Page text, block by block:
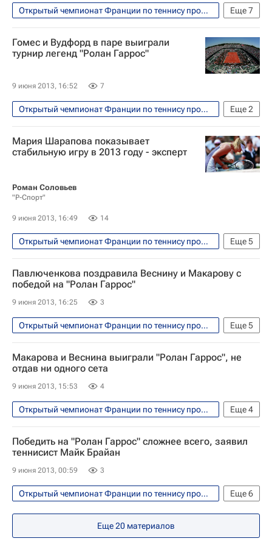
Еще7
Открытый чемпионат Франции по теннису прошел с 26 мая по 9 июня
Теннис
Спорт
Мультимедийный спортивный пакет
Давид Феррер
Гомес и Вудфорд в паре выиграли
турнир легенд "Ролан Гаррос"
9 июня 2013, 16:52 7
Еще2
Открытый чемпионат Франции по теннису прошел с 26 мая по 9 июня
Теннис
Спорт
Мария Шарапова показывает
стабильную игру в 2013 году - эксперт
Роман Соловьев
"Р-Спорт"
9 июня 2013, 16:49 14
Еще5
Открытый чемпионат Франции по теннису прошел с 26 мая по 9 июня
Теннис
Спорт
Андрей Ольховский
Серена Уильямс
Мария Шарапова
Павлюченкова поздравила Веснину и Макарову с
победой на "Ролан Гаррос"
9 июня 2013, 16:25 3
Еще5
Открытый чемпионат Франции по теннису прошел с 26 мая по 9 июня
Теннис
Спорт
Елена Веснина
Анастасия Павлюченкова
Екатерина Макарова
Макарова и Веснина выиграли "Ролан Гаррос", не
отдав ни одного сета
9 июня 2013, 15:53 4
Еще4
Открытый чемпионат Франции по теннису прошел с 26 мая по 9 июня
Теннис
Спорт
Елена Веснина
Екатерина Макарова
Победить на "Ролан Гаррос" сложнее всего, заявил
теннисист Майк Брайан
9 июня 2013, 00:59 3
Еще6
Открытый чемпионат Франции по теннису прошел с 26 мая по 9 июня
Теннис
Спорт
Майк Брайан
Николя Маю
Еще20 материалов